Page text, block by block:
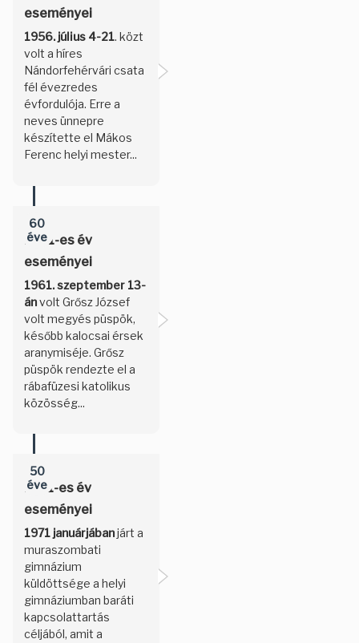
eseményei
1956. július 4-21. közt
volt a híres
Nándorfehérvári csata
fél évezredes
évfordulója. Erre a
neves ünnepre
készítette el Mákos
Ferenc helyi mester...
60
éve
1961-es év
eseményei
1961. szeptember 13-
ánvolt Grősz József
volt megyés püspök,
később kalocsai érsek
aranymiséje. Grősz
püspök rendezte el a
rábafüzesi katolikus
közösség...
50
éve
1971-es év
eseményei
1971 januárjábanjárt a
muraszombati
gimnázium
küldöttsége a helyi
gimnáziumban baráti
kapcsolattartás
céljából, amit a